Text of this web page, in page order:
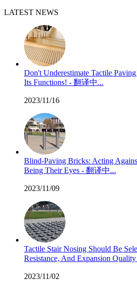
LATEST NEWS
Don't Underestimate Tactile
Its Functions! - 翻译中...
2023/11/16
Blind-Paving Bricks: Acting
Being Their Eyes - 翻译中...
2023/11/09
Tactile Stair Nosing Should Be
Resistance, And Expansion
2023/11/02